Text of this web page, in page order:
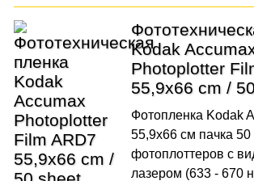
Kodak
Photoplotter
55,9x66 cm /
Фотопленка Kodak
55,9x66 см пачка 50
фотоплоттеров с
лазером (633 - 670